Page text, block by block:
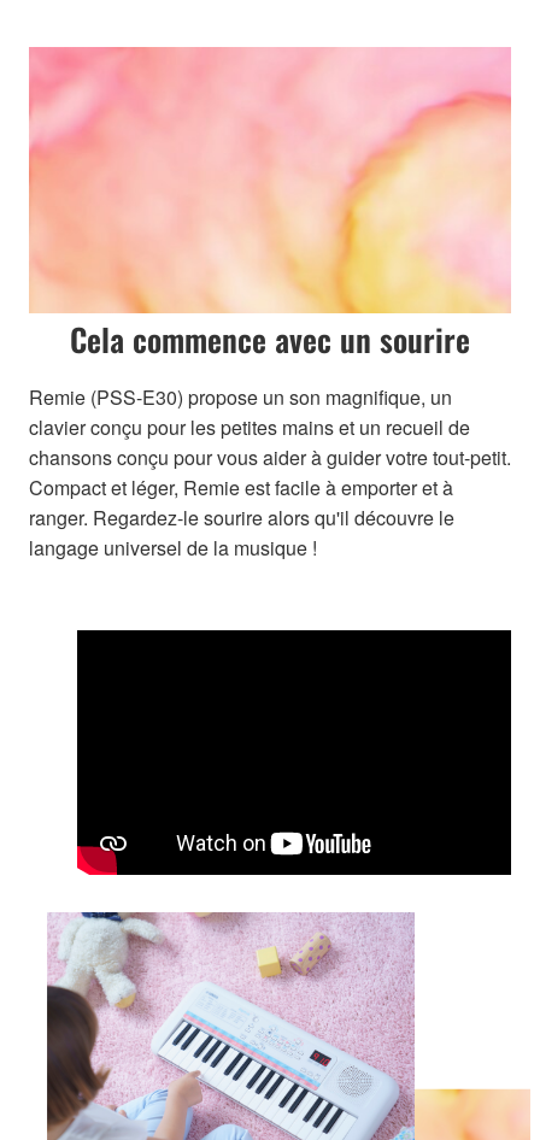
Cela commence avec un sourire
Remie (PSS-E30) propose un son magnifique, un
clavier conçu pour les petites mains et un recueil de
chansons conçu pour vous aider à guider votre tout-petit.
Compact et léger, Remie est facile à emporter et à
ranger. Regardez-le sourire alors qu'il découvre le
langage universel de la musique !